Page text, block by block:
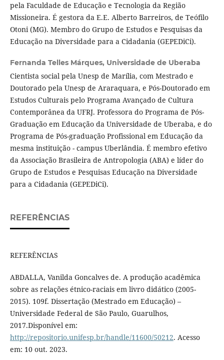
pela Faculdade de Educação e Tecnologia da Região
Missioneira. É gestora da E.E. Alberto Barreiros, de Teófilo
Otoni (MG). Membro do Grupo de Estudos e Pesquisas da
Educação na Diversidade para a Cidadania (GEPEDiCi).
Fernanda Telles Márques, Universidade de Uberaba
Cientista social pela Unesp de Marília, com Mestrado e
Doutorado pela Unesp de Araraquara, e Pós-Doutorado em
Estudos Culturais pelo Programa Avançado de Cultura
Contemporânea da UFRJ. Professora do Programa de Pós-
Graduação em Educação da Universidade de Uberaba, e do
Programa de Pós-graduação Profissional em Educação da
mesma instituição - campus Uberlândia. É membro efetivo
da Associação Brasileira de Antropologia (ABA) e líder do
Grupo de Estudos e Pesquisas Educação na Diversidade
para a Cidadania (GEPEDiCi).
REFERÊNCIAS
REFERÊNCIAS
ABDALLA, Vanilda Goncalves de. A produção acadêmica
sobre as relações étnico-raciais em livro didático (2005-
2015). 109f. Dissertação (Mestrado em Educação) –
Universidade Federal de São Paulo, Guarulhos,
2017.Disponível em:
http://repositorio.unifesp.br/handle/11600/50212. Acesso
em: 10 out. 2023.